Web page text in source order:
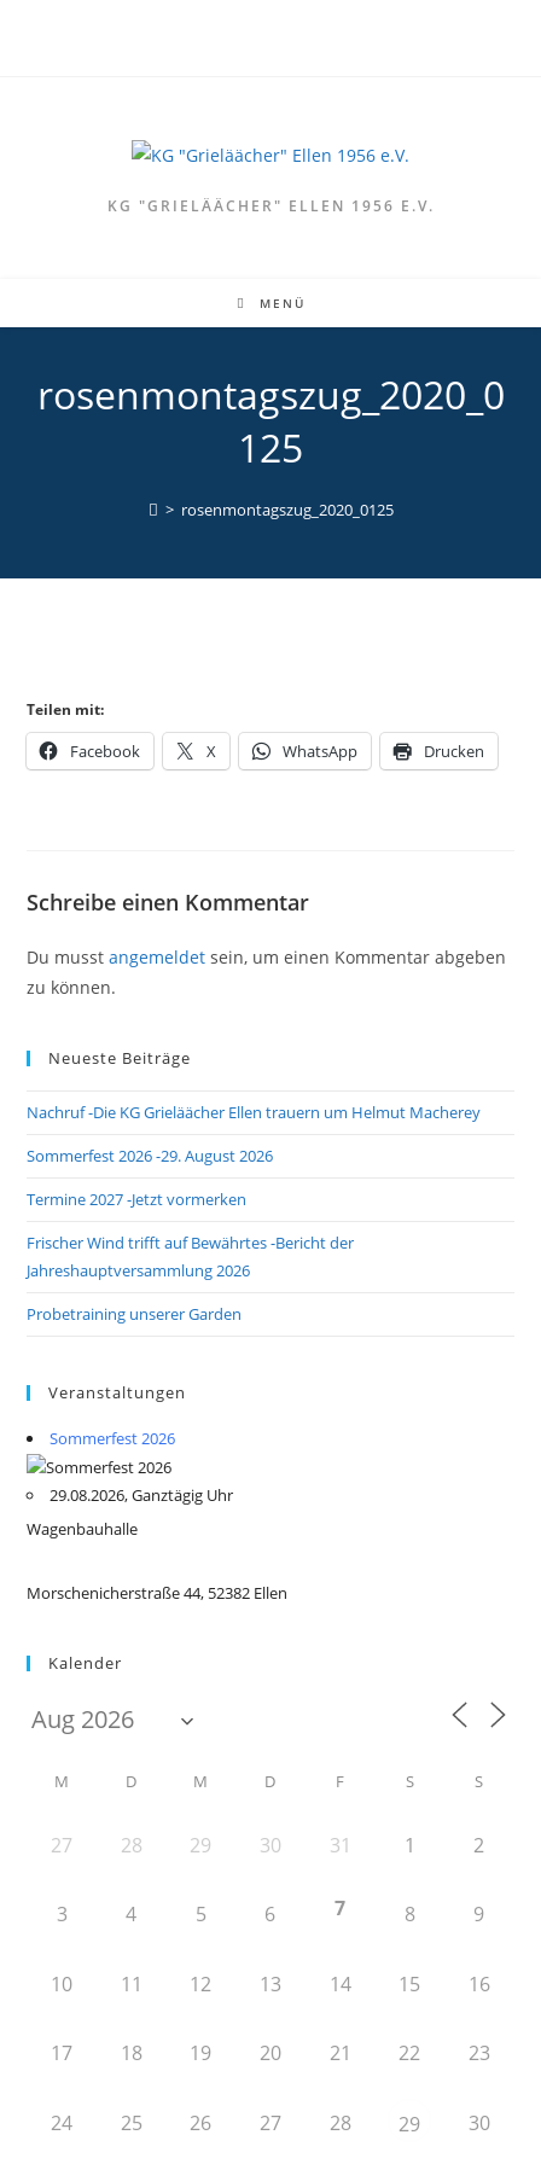
KG "GRIELÄÄCHER" ELLEN 1956 E.V.
MENÜ
rosenmontagszug_2020_0
125
> rosenmontagszug_2020_0125
Teilen mit:
Facebook X WhatsApp Drucken
Schreibe einen Kommentar
Du musstangemeldet sein, um einen Kommentar abgeben
zu können.
Neueste Beiträge
Nachruf -Die KG Grieläächer Ellen trauern um Helmut Macherey
Sommerfest 2026 -29. August 2026
Termine 2027 -Jetzt vormerken
Frischer Wind trifft auf Bewährtes -Bericht der
Jahreshauptversammlung 2026
Probetraining unserer Garden
Veranstaltungen
Sommerfest 2026
29.08.2026, Ganztägig Uhr
Wagenbauhalle
Morschenicherstraße 44, 52382 Ellen
Kalender
M D M D F S S
27 28 29 30 31 1 2
3 4 5 6 7 8 9
10 11 12 13 14 15 16
17 18 19 20 21 22 23
24 25 26 27 28 29 30